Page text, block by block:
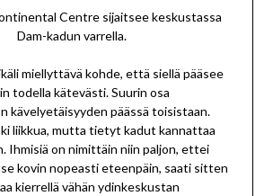
Centre sijaitsee keskustassa
Dam-kadun varrella.
miellyttävä kohde, että siellä pääsee
todella kätevästi. Suurin osa
kävelyetäisyyden päässä toisistaan.
liikkua, mutta tietyt kadut kannattaa
Ihmisiä on nimittäin niin paljon, ettei
kovin nopeasti eteenpäin, saati sitten
kierrellä vähän ydinkeskustan